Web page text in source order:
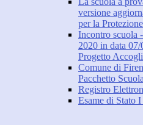
versione
per la
Incontro scuola
2020 in data
Progetto
Comune di
Pacchetto
Registro
Esame di Stato